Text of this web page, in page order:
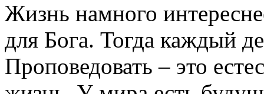
Жизнь намного
для Бога. Тогда каждый
Проповедовать – это